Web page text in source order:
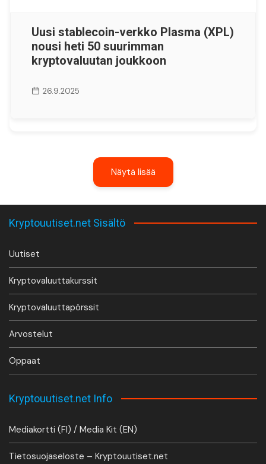
Uusi stablecoin-verkko Plasma (XPL)
nousi heti 50 suurimman
kryptovaluutan joukkoon
26.9.2025
Näytä lisää
Kryptouutiset.net Sisältö
Uutiset
Kryptovaluuttakurssit
Kryptovaluuttapörssit
Arvostelut
Oppaat
Kryptouutiset.net Info
Mediakortti (FI) / Media Kit (EN)
Tietosuojaseloste – Kryptouutiset.net